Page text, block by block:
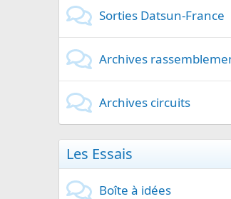
Sorties Datsun-France
Archives
Archives circuits
Les Essais
Boîte à idées